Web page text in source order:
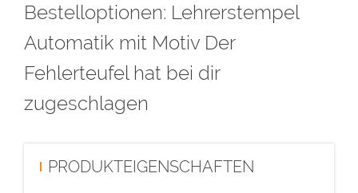
Bestelloptionen: Lehrerstempel
Automatik mit Motiv Der
Fehlerteufel hat bei dir
zugeschlagen
PRODUKTEIGENSCHAFTEN